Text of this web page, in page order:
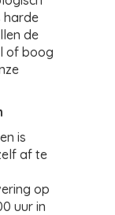
harde
de
of boog
is
af te
op
uur in